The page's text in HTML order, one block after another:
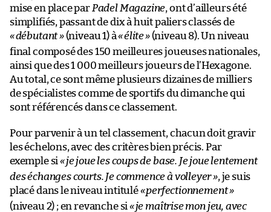
mise en place par Padel Magazine, ont d’ailleurs été
simplifiés, passant de dix à huit paliers classés de
«débutant »(niveau 1) à«élite»(niveau 8). Un niveau
final composé des 150 meilleures joueuses nationales,
ainsi que des 1 000 meilleurs joueurs de l’Hexagone.
Au total, ce sont même plusieurs dizaines de milliers
de spécialistes comme de sportifs du dimanche qui
sont référencés dans ce classement.
Pour parvenir à un tel classement, chacun doit gravir
les échelons, avec des critères bien précis. Par
exemple si«je joue les coups de base. Je joue lentement
des échanges courts. Je commence à volleyer », je suis
placé dans le niveau intitulé«perfectionnement »
(niveau 2) ; en revanche si «je maîtrise mon jeu, avec